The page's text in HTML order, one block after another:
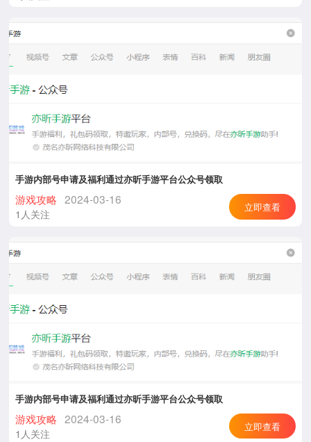
手游内部号申请及福利通过亦昕手游平台公众号领取
游戏攻略 2024-03-16
1人关注
立即查看
手游内部号申请及福利通过亦昕手游平台公众号领取
游戏攻略 2024-03-16
1人关注
立即查看